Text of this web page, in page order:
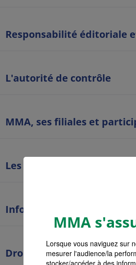
Responsabilité éditoriale
L'autorité de contrôle
MMA, ses filiales et
Les liens hypertextes
Information paiement
Droit de renonciation
MMA
Lorsque vous naviguez sur
mesurer l'audience/la
stocker/accéder à des